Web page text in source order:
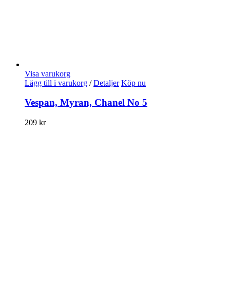
Visa varukorg
Lägg till i varukorg / Detaljer Köp nu
Vespan, Myran, Chanel No 5
209 kr